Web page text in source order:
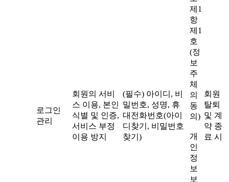
로그인
관리
회원의 서비
스 이용, 본인
식별 및 인증,
서비스 부정
이용 방지
(필수) 아이디, 비
밀번호, 성명, 휴
대전화번호(아이
디찾기, 비밀번호
찾기)
제1
항
제1
호
(정
보
주
체
의
동
의)
개
인
정
보
보
회원
탈퇴
및 계
약 종
료 시